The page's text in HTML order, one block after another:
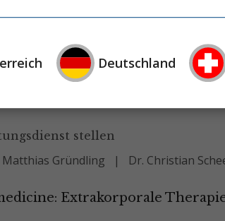
in der systemischen
Nana-Maria Wagner, MHBA
stellen
Matthias Gründling Dr. Christian
Extrakorporale
Deutschland